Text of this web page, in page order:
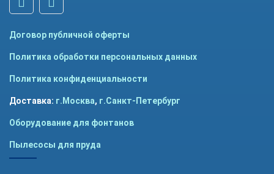
Договор публичной оферты
Политика обработки персональных данных
Политика конфиденциальности
Доставка: г.Москва, г.Санкт-Петербург
Оборудование для фонтанов
Пылесосы для пруда